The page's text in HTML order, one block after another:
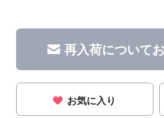
再入荷について
お気に入り